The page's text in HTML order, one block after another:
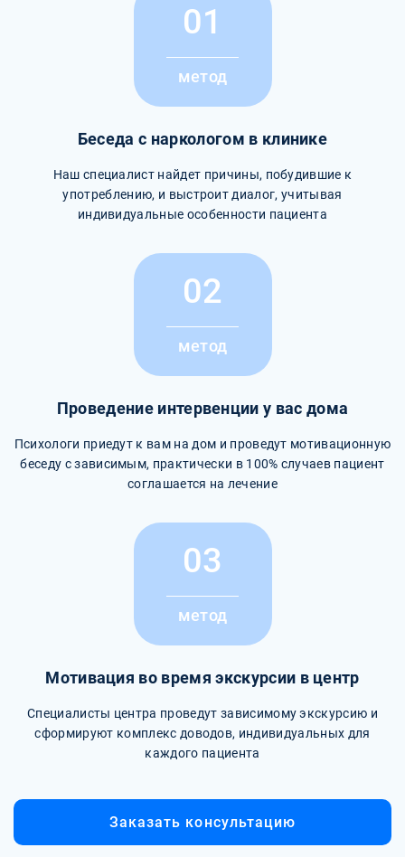
01
метод
Беседа с наркологом в клинике
Наш специалист найдет причины, побудившие к
употреблению, и выстроит диалог, учитывая
индивидуальные особенности пациента
02
метод
Проведение интервенции у вас дома
Психологи приедут к вам на дом и проведут мотивационную
беседу с зависимым, практически в 100% случаев пациент
соглашается на лечение
03
метод
Мотивация во время экскурсии в центр
Специалисты центра проведут зависимому экскурсию и
сформируют комплекс доводов, индивидуальных для
каждого пациента
Заказать консультацию